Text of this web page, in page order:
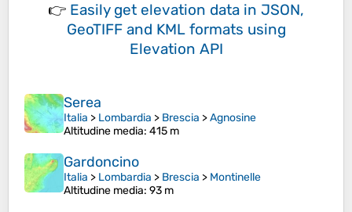
👉 Easily get elevation data in JSON,
GeoTIFF and KML formats using
Elevation API
Serea
Italia > Lombardia > Brescia >Agnosine
Altitudine media: 415 m
Gardoncino
Italia > Lombardia > Brescia > Montinelle
Altitudine media: 93 m